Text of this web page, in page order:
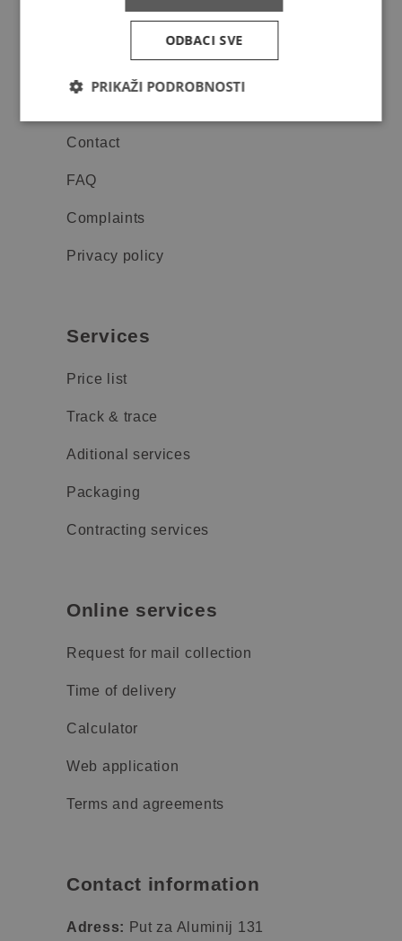
About us
Contact
FAQ
Complaints
Privacy policy
Services
Price list
Track & trace
Aditional services
Packaging
Contracting services
Online services
Request for mail collection
Time of delivery
Calculator
Web application
Terms and agreements
Contact information
Adress: Put za Aluminij 131
ODBACI SVE
PRIKAŽI PODROBNOSTI